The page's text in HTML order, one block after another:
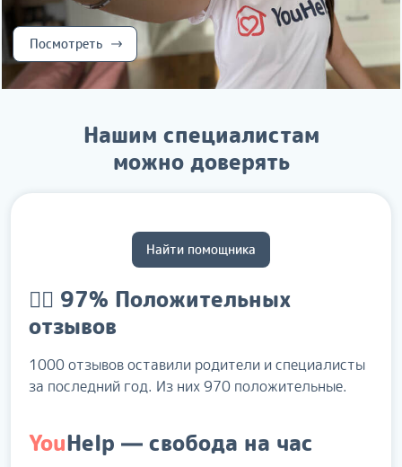
Посмотреть
Нашим специалистам
можно доверять
Найти помощника
👍🏻 97% Положительных
отзывов
1000 отзывов оставили родители и специалисты
за последний год. Из них 970 положительные.
YouHelp — свобода на час